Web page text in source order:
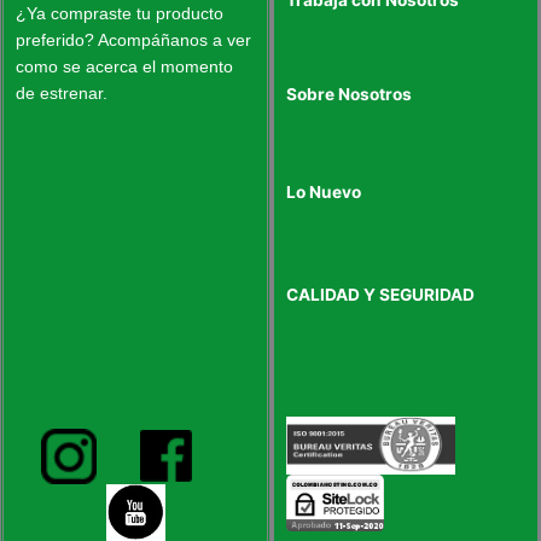
¿Ya compraste tu producto
preferido? Acompáñanos a ver
como se acerca el momento
de estrenar.
Sobre Nosotros
Lo Nuevo
CALIDAD Y SEGURIDAD